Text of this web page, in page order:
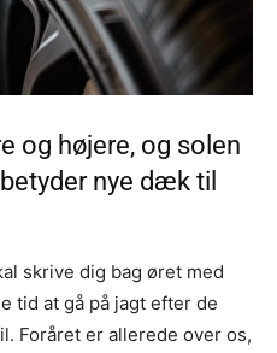
og højere, og solen
nye dæk til
skrive dig bag øret med
tid at gå på jagt efter de
Foråret er allerede over os,